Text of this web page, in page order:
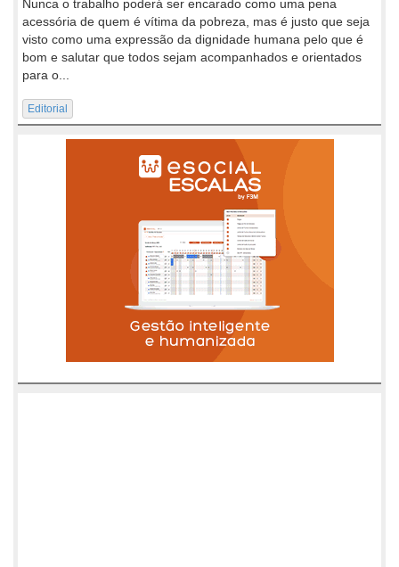
Nunca o trabalho poderá ser encarado como uma pena
acessória de quem é vítima da pobreza, mas é justo que seja
visto como uma expressão da dignidade humana pelo que é
bom e salutar que todos sejam acompanhados e orientados
para o...
Editorial